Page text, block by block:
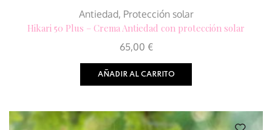
Antiedad, Protección solar
Hikari 50 Plus – Crema Antiedad con protección solar
65,00 €
AÑADIR AL CARRITO